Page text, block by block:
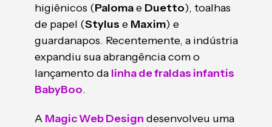
higiênicos (Palomae Duetto), toalhas
de papel (Stylus e Maxim) e
guardanapos. Recentemente, a indústria
expandiu sua abrangência com o
lançamento da linha de fraldas infantis
BabyBoo.
A Magic Web Design desenvolveu uma